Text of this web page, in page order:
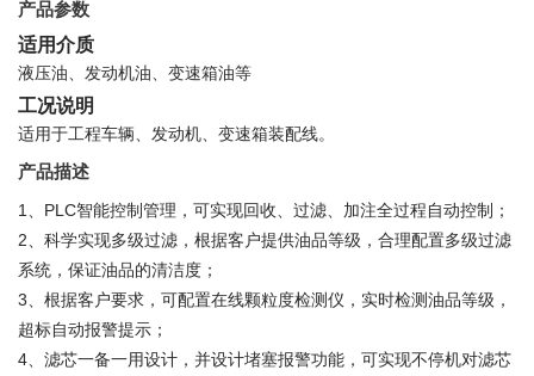
产品参数
适用介质
液压油、发动机油、变速箱油等
工况说明
适用于工程车辆、发动机、变速箱装配线。
产品描述
1、PLC智能控制管理，可实现回收、过滤、加注全过程自动控制；
2、科学实现多级过滤，根据客户提供油品等级，合理配置多级过滤
系统，保证油品的清洁度；
3、根据客户要求，可配置在线颗粒度检测仪，实时检测油品等级，
超标自动报警提示；
4、滤芯一备一用设计，并设计堵塞报警功能，可实现不停机对滤芯